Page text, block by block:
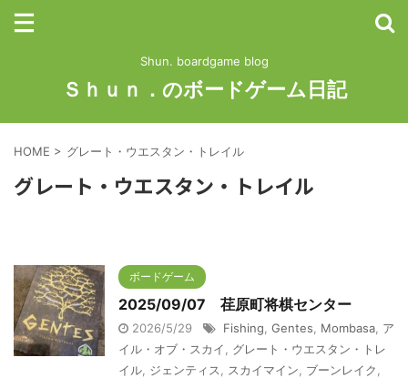
Shun. boardgame blog
Ｓｈｕｎ．のボードゲーム日記
HOME > グレート・ウエスタン・トレイル
グレート・ウエスタン・トレイル
ボードゲーム
2025/09/07 荏原町将棋センター
2026/5/29 Fishing Gentes Mombasa ア
イル・オブ・スカイ
グレート・ウエスタン・トレ
イル ジェンティス スカイマイン ブーンレイク